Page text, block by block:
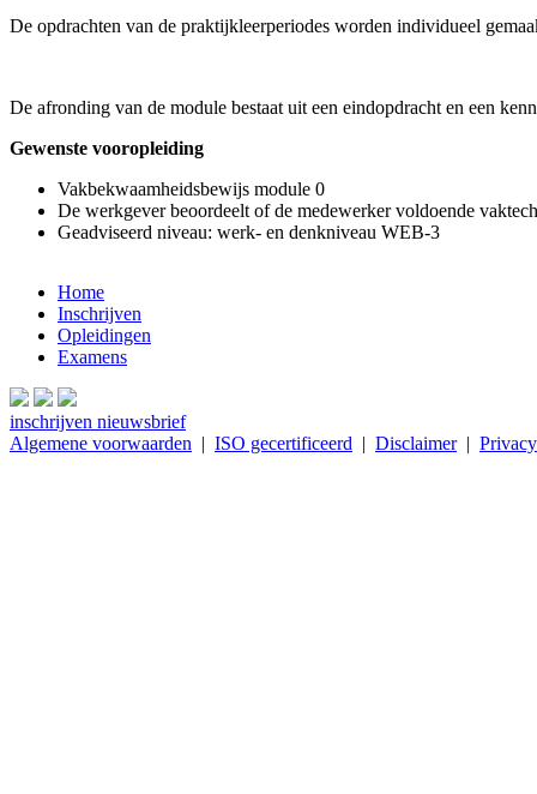
De opdrachten van de praktijkleerperiodes worden individueel
De afronding van de module bestaat uit een eindopdracht en een
Gewenste vooropleiding
Vakbekwaamheidsbewijs module 0
De werkgever beoordeelt of de medewerker voldoende
Geadviseerd niveau: werk- en denkniveau WEB-3
Home
Inschrijven
Opleidingen
Examens
inschrijven nieuwsbrief
Algemene voorwaarden | ISO gecertificeerd | Disclaimer|